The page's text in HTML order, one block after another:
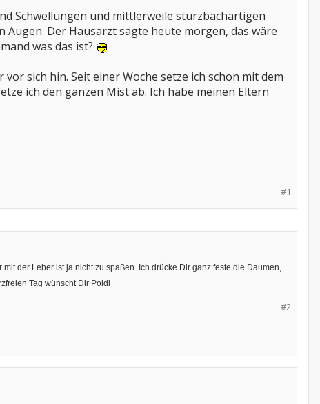
Schwellungen und mittlerweile sturzbachartigen
Der Hausarzt sagte heute morgen, das wäre
was das ist?
sich hin. Seit einer Woche setze ich schon mit dem
ich den ganzen Mist ab. Ich habe meinen Eltern
#1
der Leber ist ja nicht zu spaßen. Ich drücke Dir ganz feste die Daumen,
Tag wünscht Dir Poldi
#2